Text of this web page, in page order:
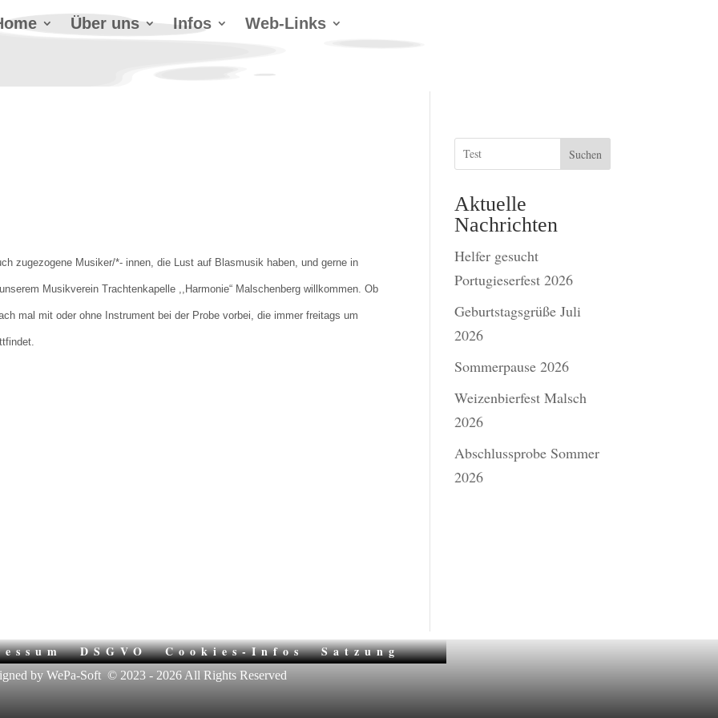
Über uns Infos Web-Links
zugezogene Musiker/*- innen, die Lust auf Blasmusik haben, und gerne in
Musikverein Trachtenkapelle ,,Harmonie“ Malschenberg willkommen. Ob
mal mit oder ohne Instrument bei der Probe vorbei, die immer freitags um
Suchen
Aktuelle
Nachrichten
Helfer gesucht
Portugieserfest 2026
Geburtstagsgrüße Juli
2026
Sommerpause 2026
Weizenbierfest Malsch
2026
Abschlussprobe Sommer
2026
DSGVO Cookies-Infos Satzung
by WePa-Soft © 2023 - 2026 All Rights Reserved